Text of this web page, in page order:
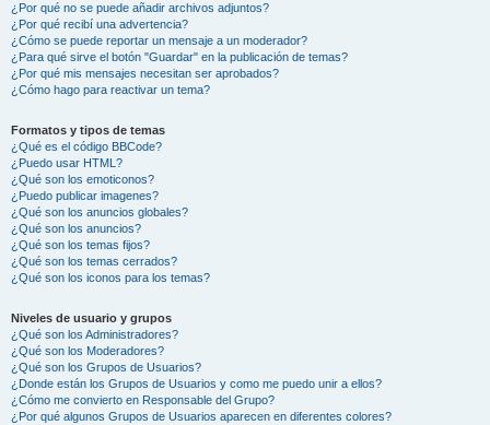
¿Por qué no se puede añadir archivos adjuntos?
¿Por qué recibí una advertencia?
¿Cómo se puede reportar un mensaje a un moderador?
¿Para qué sirve el botón "Guardar" en la publicación de temas?
¿Por qué mis mensajes necesitan ser aprobados?
¿Cómo hago para reactivar un tema?
Formatos y tipos de temas
¿Qué es el código BBCode?
¿Puedo usar HTML?
¿Qué son los emoticonos?
¿Puedo publicar imagenes?
¿Qué son los anuncios globales?
¿Qué son los anuncios?
¿Qué son los temas fijos?
¿Qué son los temas cerrados?
¿Qué son los iconos para los temas?
Niveles de usuario y grupos
¿Qué son los Administradores?
¿Qué son los Moderadores?
¿Qué son los Grupos de Usuarios?
¿Donde están los Grupos de Usuarios y como me puedo unir a ellos?
¿Cómo me convierto en Responsable del Grupo?
¿Por qué algunos Grupos de Usuarios aparecen en diferentes colores?